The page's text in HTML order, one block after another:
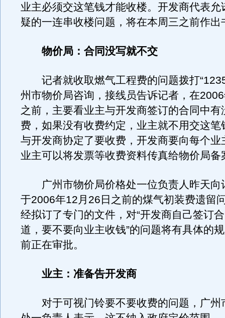
业主必须交这笔钱才能收楼。开发商代表允
疑的一连串收楼问题，将在本周三之前作出
物价局：合同没写就不交
记者就收取燃气工程费的问题拨打
州市物价局咨询，接线员告诉记者，在
之前，主要看业主与开发商签订的合同中有
费，如果没有收费约定，业主就不用交这笔
与开发商协定了要收费，开发商要向每个业
业主可以将发票等收费资料传真给物价局备
广州市物价局价格处一位负责人昨天向
于2006年12月26日之前的煤气初装费遗留
经拟订了专门的文件，对“开发商自己签订
道，要不要向业主收钱”的问题将有具体的
前正在审批。
业主：准备告开发商
对于可视门铃要不要收费的问题，广州